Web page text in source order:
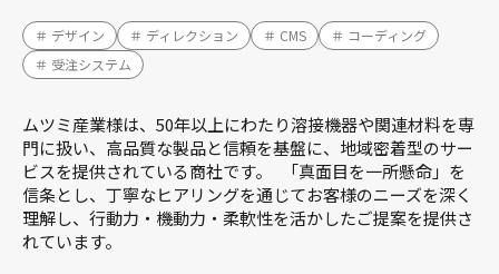
＃ デザイン ＃ ディレクション ＃ CMS
＃ コーディング
＃ 受注システム
ムツミ産業様は、50年以上にわたり溶接機器や関連材料を専
門に扱い、高品質な製品と信頼を基盤に、地域密着型のサー
ビスを提供されている商社です。 「真面目を一所懸命」を
信条とし、丁寧なヒアリングを通じてお客様のニーズを深く
理解し、行動力・機動力・柔軟性を活かしたご提案を提供さ
れています。